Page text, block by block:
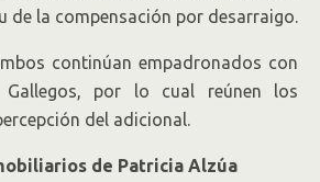
de la compensación por desarraigo.
continúan empadronados con
por lo cual reúnen los
del adicional.
de Patricia Alzúa